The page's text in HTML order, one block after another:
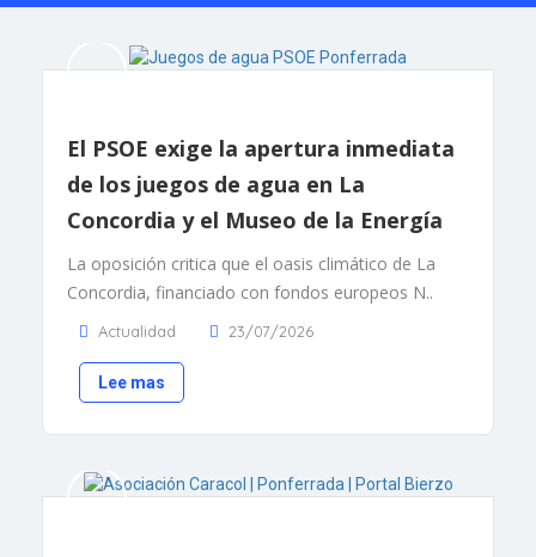
El PSOE exige la apertura inmediata
de los juegos de agua en La
Concordia y el Museo de la Energía
La oposición critica que el oasis climático de La
Concordia, financiado con fondos europeos N..
Actualidad 23/07/2026
Lee mas